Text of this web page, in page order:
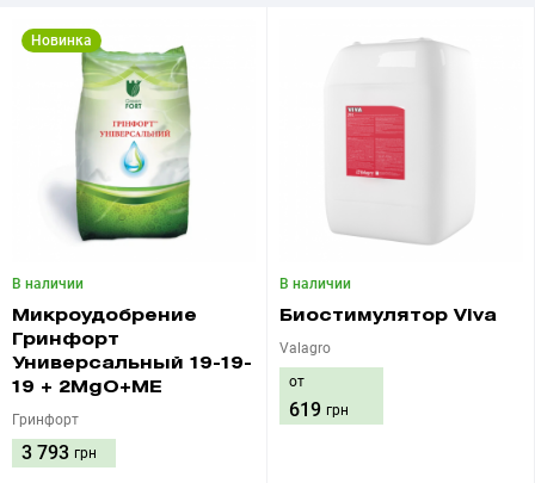
Новинка
В наличии
Микроудобрение
Гринфорт
Универсальный 19-19-
19 + 2MgO+ME
Гринфорт
3 793 грн
В наличии
Биостимулятор Viva
Valagro
от
619 грн